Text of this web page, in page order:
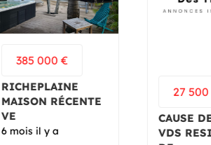
27 500
VDS RESIDENCE